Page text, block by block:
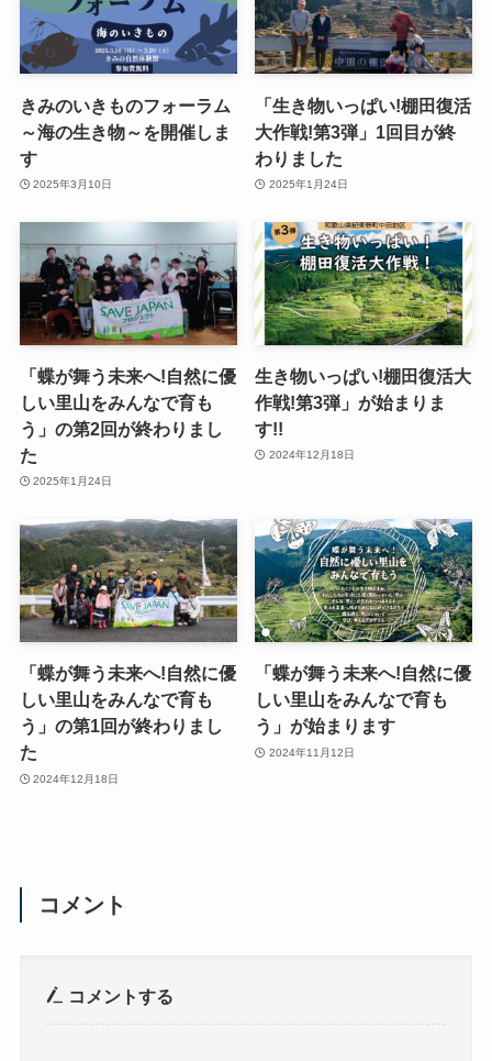
きみのいきものフォーラム
～海の生き物～を開催しま
す
2025年3月10日
「生き物いっぱい!棚田復活
大作戦!第3弾」1回目が終
わりました
2025年1月24日
「蝶が舞う未来へ!自然に優
しい里山をみんなで育も
う」の第2回が終わりまし
た
2025年1月24日
生き物いっぱい!棚田復活大
作戦!第3弾」が始まりま
す!!
2024年12月18日
「蝶が舞う未来へ!自然に優
しい里山をみんなで育も
う」の第1回が終わりまし
た
2024年12月18日
「蝶が舞う未来へ!自然に優
しい里山をみんなで育も
う」が始まります
2024年11月12日
コメント
コメントする